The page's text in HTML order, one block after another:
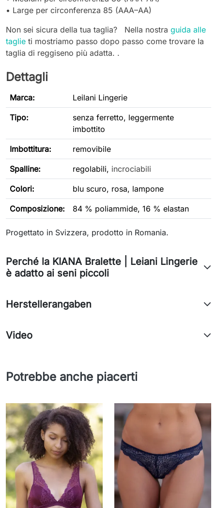
• Large per circonferenza 85 (AAA–AA)
Non sei sicura della tua taglia? Nella nostra guida alle
taglie ti mostriamo passo dopo passo come trovare la
taglia di reggiseno più adatta. .
Dettagli
Marca: Leilani Lingerie
Tipo:
senza ferretto, leggermente
imbottito
Imbottitura: removibile
Spalline: regolabili, incrociabili
Colori: blu scuro, rosa, lampone
Composizione: 84 % poliammide, 16 % elastan
Progettato in Svizzera, prodotto in Romania.
Perché la KIANA Bralette | Leiani Lingerie
è adatto ai seni piccoli
Herstellerangaben
Video
Potrebbe anche piacerti